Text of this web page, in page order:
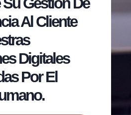
Al Cliente
Digitales
Por El